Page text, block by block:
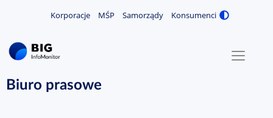
Korporacje MŚP Samorządy Konsumenci
MENU
O NAS
Biuro prasowe